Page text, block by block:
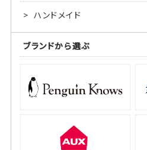
ハンドメイド
ブランドから選ぶ